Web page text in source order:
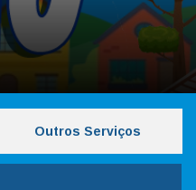
Outros Serviços